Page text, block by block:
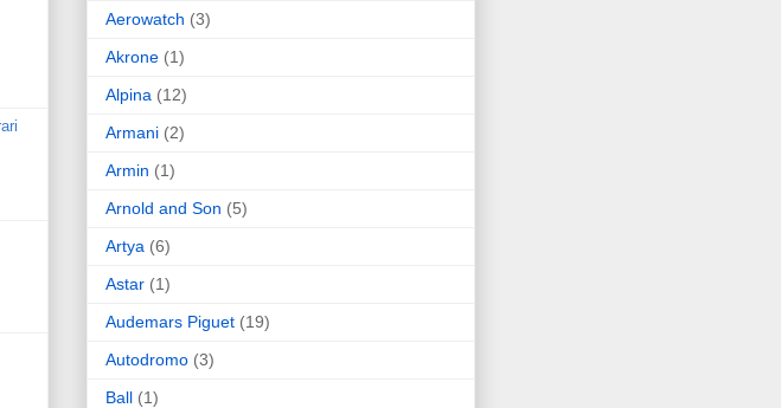
Aerowatch (3)
Akrone (1)
Alpina (12)
Armani (2)
Armin (1)
Arnold and Son (5)
Artya (6)
Astar (1)
Audemars Piguet (19)
Autodromo (3)
Ball (1)